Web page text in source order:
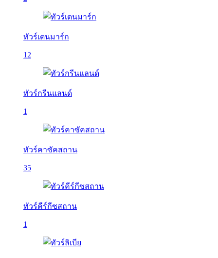
ทัวร์เดนมาร์ก
12
ทัวร์กรีนแลนด์
1
ทัวร์คาซัคสถาน
35
ทัวร์คีร์กีซสถาน
1